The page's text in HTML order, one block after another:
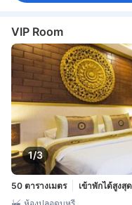
VIP Room
1/3
50 ตารางเมตร
เข้าพักได้สูงสุ